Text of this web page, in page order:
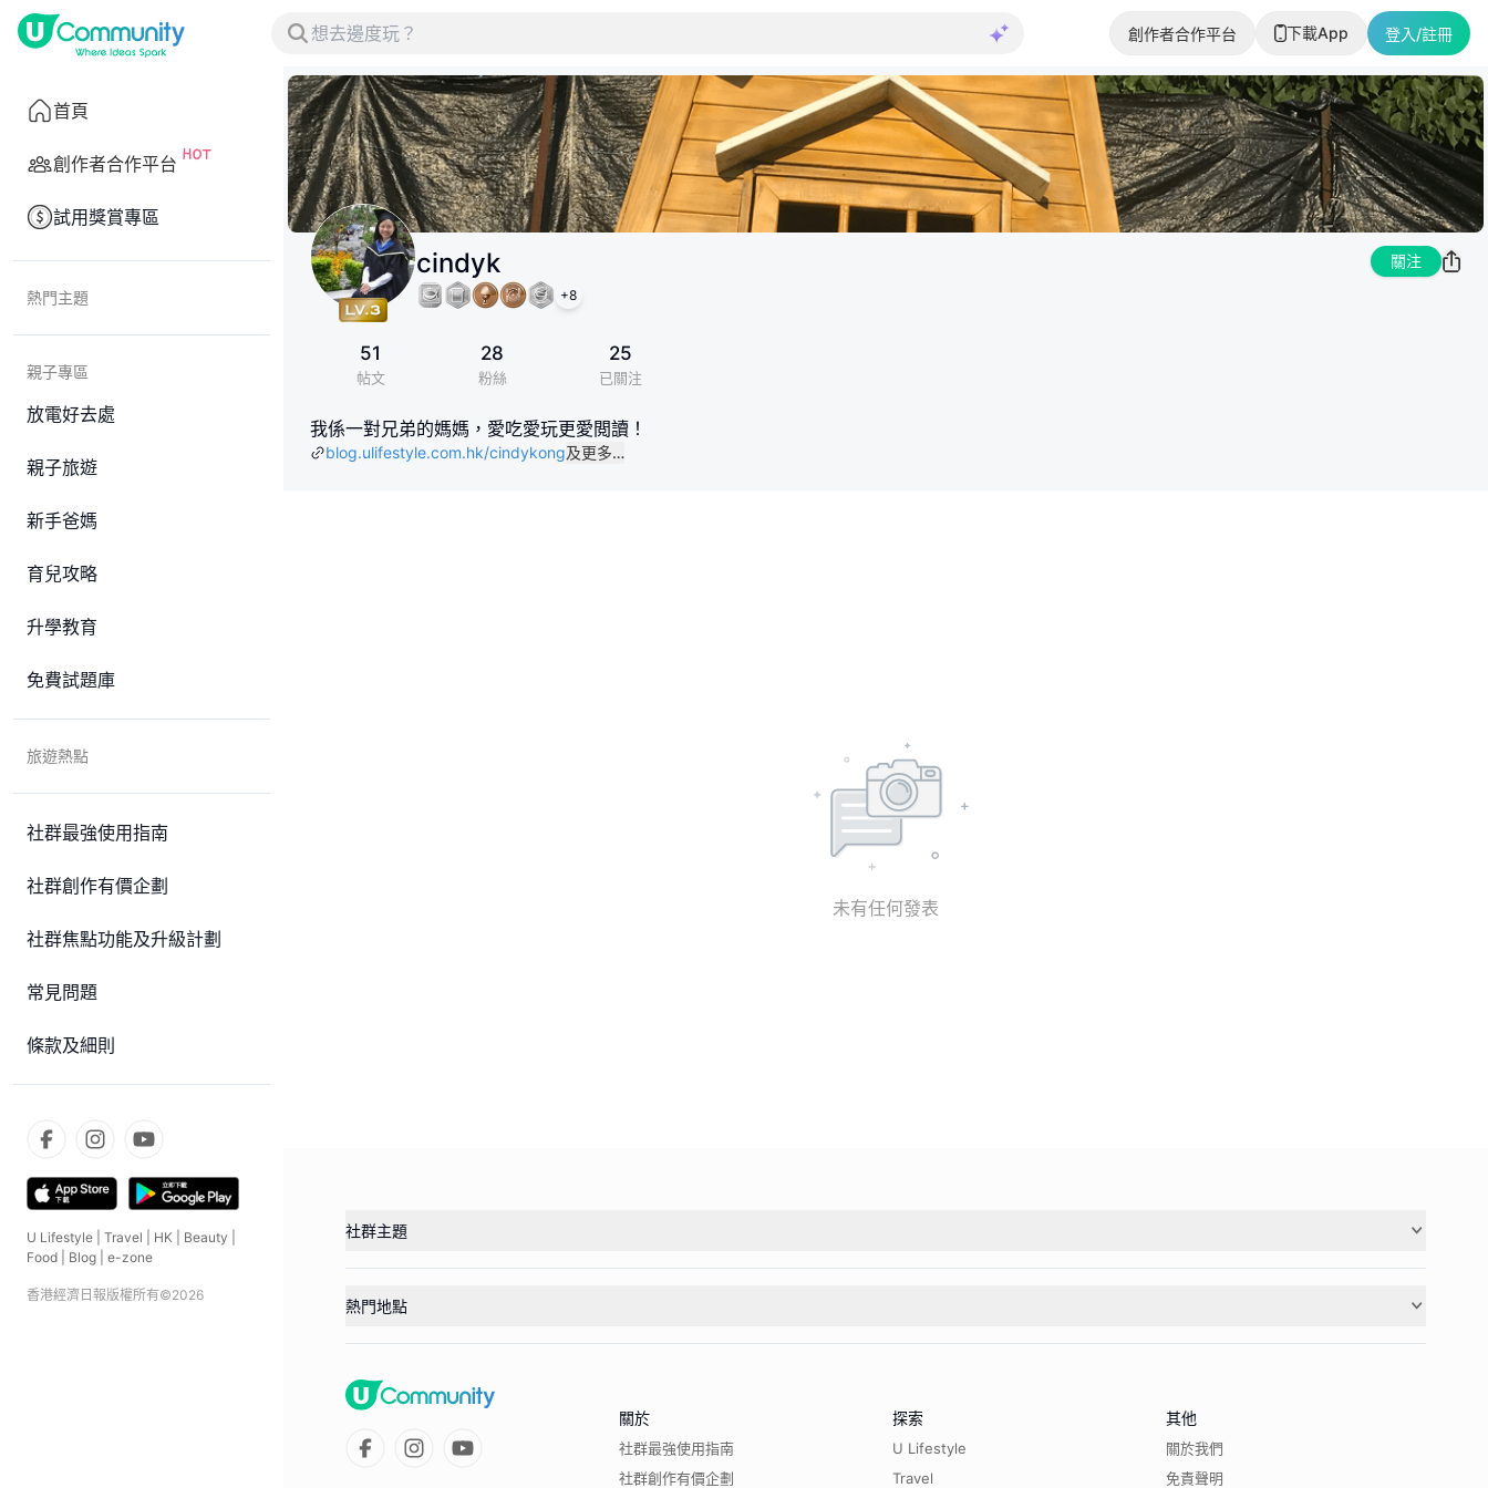
創作者合作平台 下載App 登入/註冊
首頁
創作者合作平台
試用獎賞專區
熱門主題
親子專區
放電好去處
親子旅遊
新手爸媽
育兒攻略
升學教育
免費試題庫
旅遊熱點
社群最強使用指南
社群創作有價企劃
社群焦點功能及升級計劃
常見問題
條款及細則
U Lifestyle Travel HK Beauty
Food
Blog e-zone
香港經濟日報版權所有©2026
cindyk
+8
關注
51
帖文
28
粉絲
25
已關注
我係一對兄弟的媽媽，愛吃愛玩更愛閲讀！
blog.ulifestyle.com.hk/cindykong及更多…
未有任何發表
社群主題
熱門地點
關於
社群最強使用指南
社群創作有價企劃
探索
U Lifestyle
Travel
其他
關於我們
免責聲明